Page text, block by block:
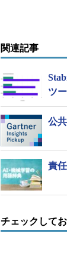
関連記事
ツ
公
責
チェックして